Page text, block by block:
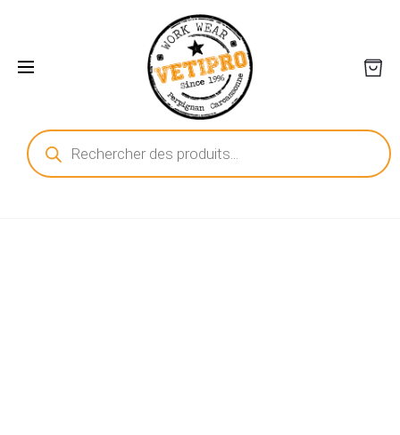
Recherche
de
produits